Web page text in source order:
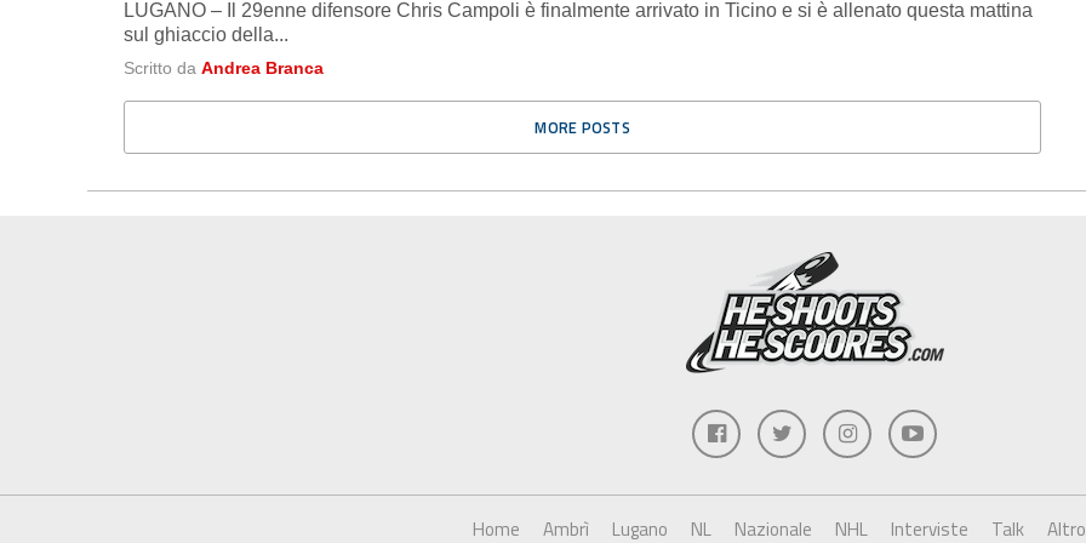
LUGANO – Il 29enne difensore Chris Campoli è finalmente arrivato in Ticino e si è allenato questa mattina
sul ghiaccio della...
Scritto da Andrea Branca
MORE POSTS
Home Ambrì Lugano NL Nazionale NHL Interviste Talk Altro